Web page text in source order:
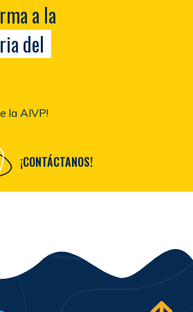
a la
del
la AIVP!
¡CONTÁCTANOS!